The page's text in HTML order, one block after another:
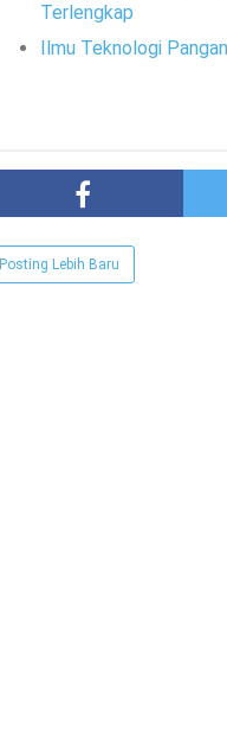
Terlengkap
Ilmu Teknologi
Posting Lebih Baru